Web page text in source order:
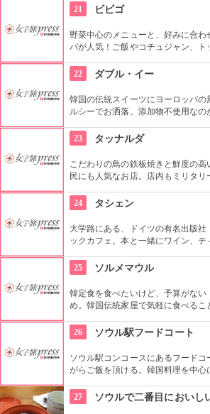
めのポンクッパも美味しいと評判な
語は通じない事が多いので、事前に
21 ビビゴ
野菜中心のメニューと、好みに合わ
バが人気！ご飯やコチュジャン、ト
サラダ丼のようなビビンバは身体に
す。
22 ダブル・イー
韓国の伝統スイーツにヨーロッパ
ルシーでお洒落。添加物不使用なの
テイクアウト可。
23 タッナルダ
こだわりの鳥の鉄板焼きと鮮度の
民にも人気なお店。店内もミリタリ
認定を受けているのでビール好きの
い。
24 タシェン
大学路にある、ドイツの有名出版
ックカフェ。本と一緒にワイン、テ
み物を読書しながら至福のひと時を
25 ソルメマウル
韓定食を食べたいけど、予算がな
め。韓国伝統家屋で気軽に食べるこ
でも地元の人たちで大人気なので、
が無難かも。
26 ソウル駅フードコート
ソウル駅コンコースにあるフード
がらご飯を頂ける。韓国料理を中心
るのがフードコートのいいところ。
もってこい。
27 ソウルで二番目においし